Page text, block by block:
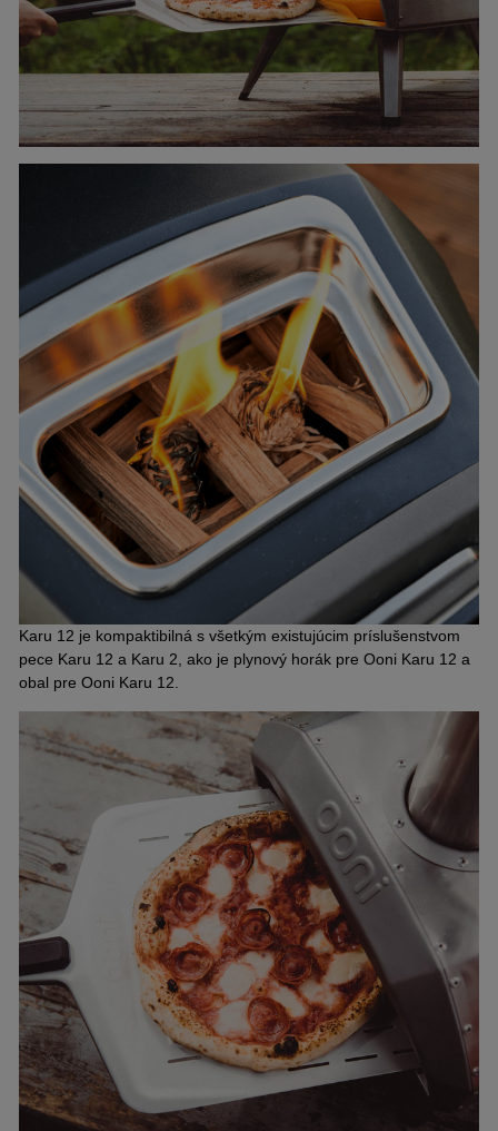
Karu 12 je kompaktibilná s všetkým existujúcim príslušenstvom
pece Karu 12 a Karu 2, ako je plynový horák pre Ooni Karu 12 a
obal pre Ooni Karu 12.